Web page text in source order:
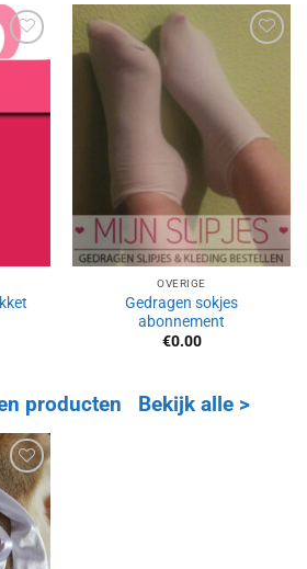
verlanglijst
toevoegen
OVERIGE
Gedragen sokjes
abonnement
€0.00
producten Bekijk alle >